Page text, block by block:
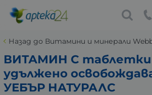
Назад до Витамини и минерали
ВИТАМИН C таблетки
удължено
УЕБЪР НАТУРАЛС